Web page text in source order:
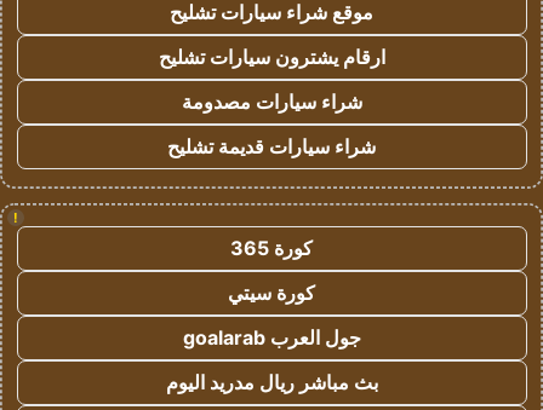
موقع شراء سيارات تشليح
ارقام يشترون سيارات تشليح
شراء سيارات مصدومة
شراء سيارات قديمة تشليح
!
كورة 365
كورة سيتي
جول العرب goalarab
بث مباشر ريال مدريد اليوم